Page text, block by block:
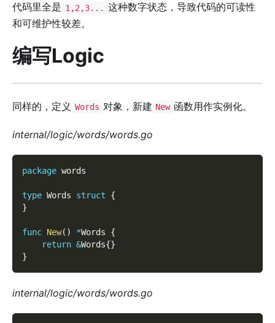
代码里全是 1,2,3... 这种数字状态，导致代码的可读性
和可维护性较差。
编写Logic
同样的，定义 Words 对象，新建 New 函数用作实例化。
internal/logic/words/words.go
package words
type Words struct
{
}
func New( ) *Words {
return &Words{}
}
internal/logic/words/words.go